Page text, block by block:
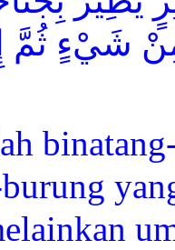
شَيْءٍ ثُمَّ